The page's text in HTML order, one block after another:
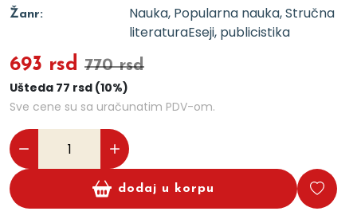
Žanr:
Nauka, Popularna nauka, Stručna
literaturaEseji, publicistika
693 rsd 770 rsd
Ušteda 77 rsd (10%)
Sve cene su sa uračunatim PDV-om.
dodaj u korpu